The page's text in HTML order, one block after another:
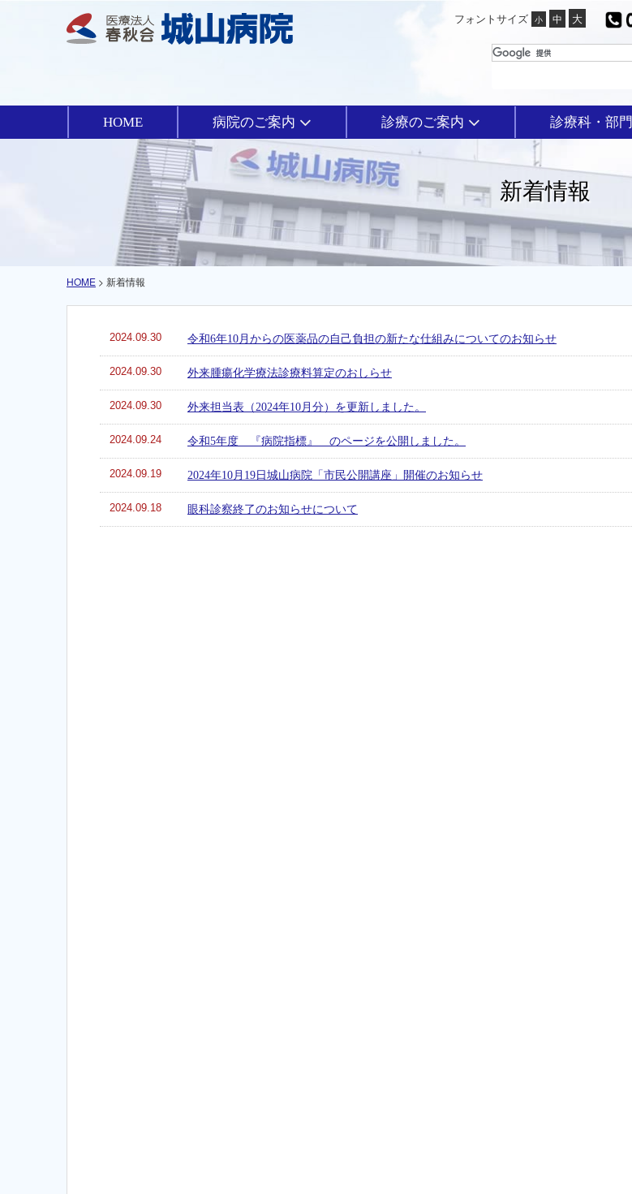
フォントサイズ
HOME 病院のご案内 診療のご案内 診療科・部門
新着情報
HOME > 新着情報
2024.09.30 令和6年10月からの医薬品の自己負担の新たな仕組みについてのお知らせ
2024.09.30 外来腫瘍化学療法診療料算定のおしらせ
2024.09.30 外来担当表（2024年10月分）を更新しました。
2024.09.24 令和5年度 『病院指標』 のページを公開しました。
2024.09.19 2024年10月19日城山病院「市民公開講座」開催のお知らせ
2024.09.18 眼科診察終了のお知らせについて